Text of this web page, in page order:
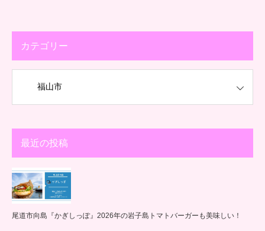
カテゴリー
最近の投稿
尾道市向島『かぎしっぽ』2026年の岩子島トマトバーガーも美味しい！